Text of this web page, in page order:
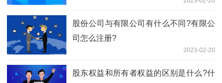
股份公司与有限公司有什么不同?有限公
司怎么注册?
2023-02-20
股东权益和所有者权益的区别是什么?什